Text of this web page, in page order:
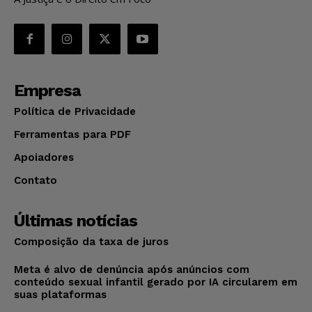
Empresa
Política de Privacidade
Ferramentas para PDF
Apoiadores
Contato
Últimas notícias
Composição da taxa de juros
Meta é alvo de denúncia após anúncios com
conteúdo sexual infantil gerado por IA circularem em
suas plataformas